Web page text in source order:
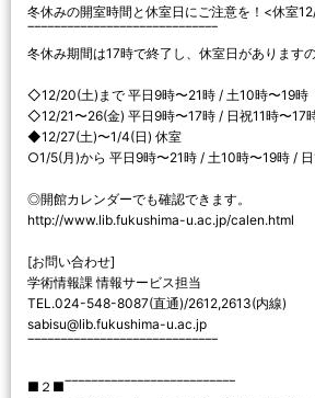
冬休みの開室時間と休室日にご注意を！<休室
‾‾‾‾‾‾‾‾‾‾‾‾‾‾‾‾‾‾‾‾‾‾‾‾‾‾‾‾‾
冬休み期間は17時で終了し、休室日があります
◇12/20(土)まで 平日9時〜21時 / 土10時〜19時
◇12/21〜26(金) 平日9時〜17時 / 日祝11時〜17
◆12/27(土)〜1/4(日) 休室
○1/5(月)から 平日9時〜21時 / 土10時〜19時 /
◎開館カレンダーでも確認できます。
http://www.lib.fukushima-u.ac.jp/calen.html
[お問い合わせ]
学術情報課 情報サービス担当
TEL.024-548-8087(直通)/2612,2613(内線)
sabisu@lib.fukushima-u.ac.jp
‾‾‾‾‾‾‾‾‾‾‾‾‾‾‾‾‾‾‾‾‾‾‾‾‾‾‾‾‾
■２■‾‾‾‾‾‾‾‾‾‾‾‾‾‾‾‾‾‾‾‾‾‾‾‾‾‾